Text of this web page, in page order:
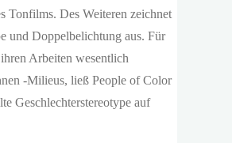
Tonfilms. Des Weiteren zeichnet
und Doppelbelichtung aus. Für
Arbeiten wesentlich
-Milieus, ließ People of Color
Geschlechterstereotype auf